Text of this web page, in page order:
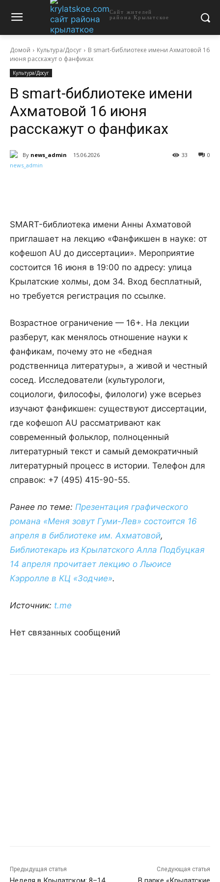
Сайт жителей
района Крылатское
Домой Культура/Досуг
В smart-библиотеке имени Ахматовой 16
июня расскажут о фанфиках
Культура/Досуг
В smart-библиотеке имени
Ахматовой 16 июня
расскажут о фанфиках
By news_admin 15.06.2026 0
33
SMART-библиотека имени Анны Ахматовой
приглашает на лекцию «Фанфикшен в науке: от
кофешоп AU до диссертации». Мероприятие
состоится 16 июня в 19:00 по адресу: улица
Крылатские холмы, дом 34. Вход бесплатный,
но требуется регистрация по ссылке.
Возрастное ограничение — 16+. На лекции
разберут, как менялось отношение науки к
фанфикам, почему это не «бедная
родственница литературы», а живой и честный
сосед. Исследователи (культурологи,
социологи, философы, филологи) уже всерьез
изучают фанфикшен: существуют диссертации,
где кофешоп AU рассматривают как
современный фольклор, полноценный
литературный текст и самый демократичный
литературный процесс в истории. Телефон для
справок: +7 (495) 415-90-55.
Ранее по теме: Презентация графического
романа «Меня зовут Гуми-Лев» состоится 16
апреля в библиотеке им. Ахматовой,
Библиотекарь из Крылатского Алла Подбуцкая
14 апреля прочитает лекцию о Льюисе
Кэрролле в КЦ «Зодчие».
Источник: t.me
Нет связанных сообщений
Предыдущая статья Следующая статья